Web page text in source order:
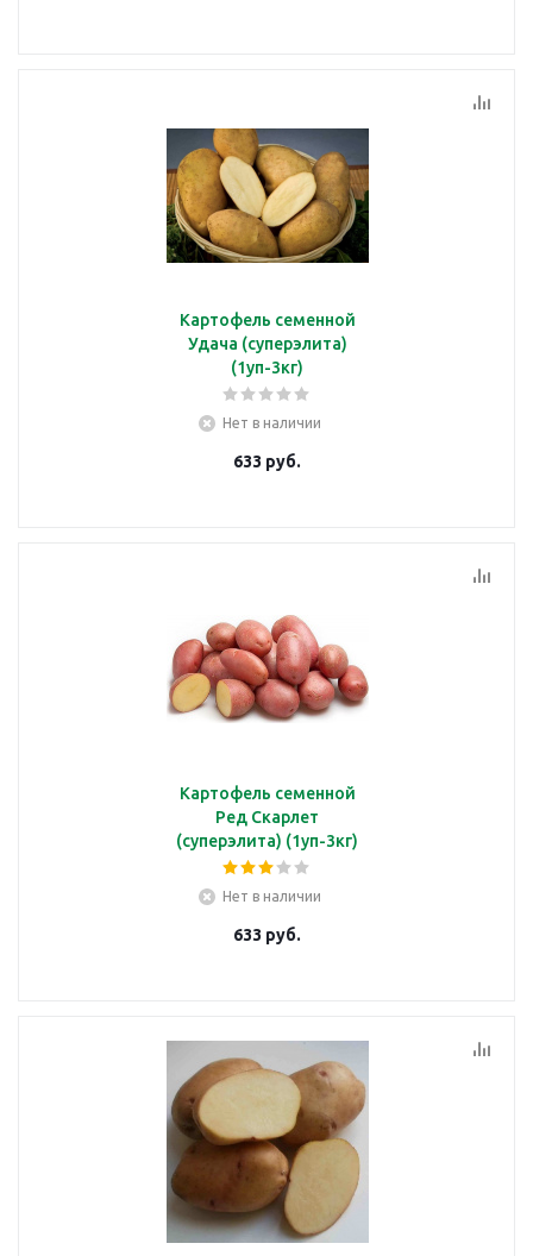
Картофель семенной
Удача (суперэлита)
(1уп-3кг)
Нет в наличии
633 руб.
Картофель семенной
Ред Скарлет
(суперэлита) (1уп-3кг)
Нет в наличии
633 руб.